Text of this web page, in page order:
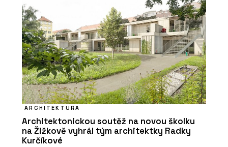
ARCHITEKTURA
Architektonickou soutěž na novou školku
na Žižkově vyhrál tým architektky Radky
Kurčíkové